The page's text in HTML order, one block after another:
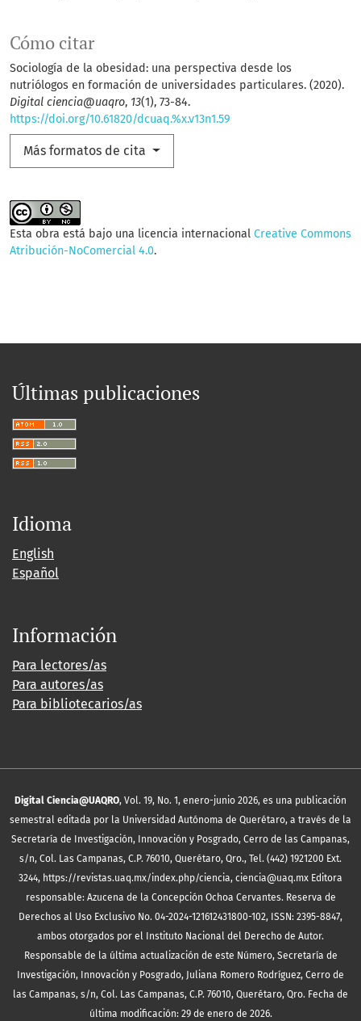
Cómo citar
Sociología de la obesidad: una perspectiva desde los
nutriólogos en formación de universidades particulares. (2020).
Digital ciencia@uaqro, 13(1), 73-84.
https://doi.org/10.61820/dcuaq.%x.v13n1.59
Más formatos de cita
Esta obra está bajo una licencia internacional Creative Commons
Atribución-NoComercial 4.0.
Últimas publicaciones
Idioma
English
Español
Información
Para lectores/as
Para autores/as
Para bibliotecarios/as
Digital Ciencia@UAQRO, Vol. 19, No. 1, enero-junio 2026, es una publicación
semestral editada por la Universidad Autónoma de Querétaro, a través de la
Secretaría de Investigación, Innovación y Posgrado, Cerro de las Campanas,
s/n, Col. Las Campanas, C.P. 76010, Querétaro, Qro., Tel. (442) 1921200 Ext.
3244, https://revistas.uaq.mx/index.php/ciencia, ciencia@uaq.mx Editora
responsable: Azucena de la Concepción Ochoa Cervantes. Reserva de
Derechos al Uso Exclusivo No. 04-2024-121612431800-102, ISSN: 2395-8847,
ambos otorgados por el Instituto Nacional del Derecho de Autor.
Responsable de la última actualización de este Número, Secretaría de
Investigación, Innovación y Posgrado, Juliana Romero Rodríguez, Cerro de
las Campanas, s/n, Col. Las Campanas, C.P. 76010, Querétaro, Qro. Fecha de
última modificación: 29 de enero de 2026.